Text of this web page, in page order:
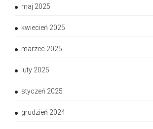
maj 2025
kwiecień 2025
marzec 2025
luty 2025
styczeń 2025
grudzień 2024